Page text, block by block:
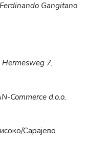
Gangitano
Hermesweg 7,
Commerce d.o.o.
Сарајево